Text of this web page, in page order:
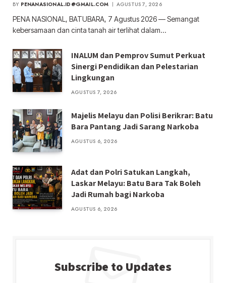
BY PENANASIONAL.ID@GMAIL.COM AGUSTUS 7, 2026
PENA NASIONAL, BATUBARA, 7 Agustus 2026 — Semangat
kebersamaan dan cinta tanah air terlihat dalam…
INALUM dan Pemprov Sumut Perkuat
Sinergi Pendidikan dan Pelestarian
Lingkungan
AGUSTUS 7, 2026
Majelis Melayu dan Polisi Berikrar: Batu
Bara Pantang Jadi Sarang Narkoba
AGUSTUS 6, 2026
Adat dan Polri Satukan Langkah,
Laskar Melayu: Batu Bara Tak Boleh
Jadi Rumah bagi Narkoba
AGUSTUS 6, 2026
Subscribe to Updates